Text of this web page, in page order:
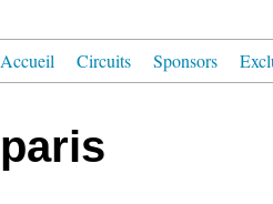
Accueil Circuits Sponsors
paris